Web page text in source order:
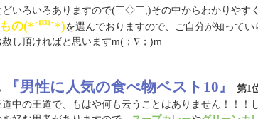
いろいろありますので(￣◇￣;)その中からわかりやす
の(*´罒`*)を選んでおりますので、ご自分が知って
し頂ければと思いますm(；∇；)m
『男性に人気の食べ物ベスト10』 第1
中の王道で、もはや何も云うことはありません！！！